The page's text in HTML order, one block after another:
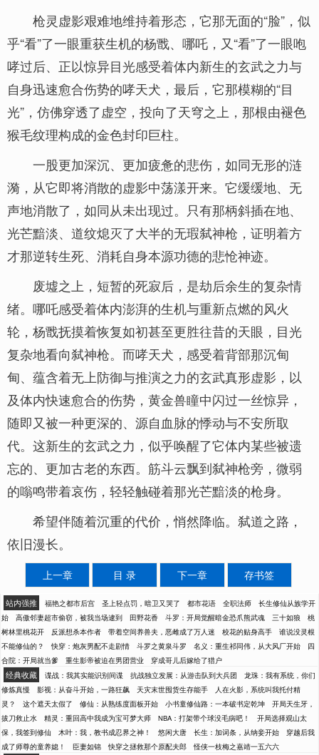
枪灵虚影艰难地维持着形态，它那无面的“脸”，似
乎“看”了一眼重获生机的杨戬、哪吒，又“看”了一眼咆
哮过后、正以惊异目光感受着体内新生的玄武之力与
自身迅速愈合伤势的哮天犬，最后，它那模糊的“目
光”，仿佛穿透了虚空，投向了天穹之上，那根由褪色
猴毛纹理构成的金色封印巨柱。
一股更加深沉、更加疲惫的悲伤，如同无形的涟
漪，从它即将消散的虚影中荡漾开来。它缓缓地、无
声地消散了，如同从未出现过。只有那柄斜插在地、
光芒黯淡、道纹熄灭了大半的无瑕弑神枪，证明着方
才那逆转生死、消耗自身本源功德的悲怆神迹。
废墟之上，短暂的死寂后，是劫后余生的复杂情
绪。哪吒感受着体内澎湃的生机与重新点燃的风火
轮，杨戬抚摸着恢复如初甚至更胜往昔的天眼，目光
复杂地看向弑神枪。而哮天犬，感受着背部那沉甸
甸、蕴含着无上防御与推演之力的玄武真形虚影，以
及体内快速愈合的伤势，黄金兽瞳中闪过一丝惊异，
随即又被一种更深的、源自血脉的悸动与不安所取
代。这新生的玄武之力，似乎唤醒了它体内某些被遗
忘的、更加古老的东西。筋斗云飘到弑神枪旁，微弱
的嗡鸣带着哀伤，轻轻触碰着那光芒黯淡的枪身。
希望伴随着沉重的代价，悄然降临。弑道之路，
依旧漫长。
上一章 目 录 下一章 存书签
站内强推 福艳之都市后宫 圣上轻点罚，暗卫又哭了 都市花语 全职法师
长生修仙从族学开
始
高傲邻妻超市偷窃，被我当场逮到 田野花香 斗罗：开局觉醒暗金恐爪熊武魂 三十如狼
桃
树林里桃花开
反派想杀本作者 带着空间养兽夫，恶雌成了万人迷 校花的贴身高手
谁说没灵根
不能修仙的？
快穿：炮灰男配不走剧情 斗罗之黄泉斗罗 名义：重生祁同伟，从大风厂开始
四
合院：开局就当爹
重生影帝被迫在男团营业 穿成哥儿后嫁给了猎户
经典收藏 谍战：我其实能识别间谍 抗战独立发展：从游击队到大兵团
龙珠：我有系统，你们
修炼真慢
影视：从奋斗开始，一路狂飙 天灾末世囤货生存能手
人在火影，系统叫我托付精
灵？
这个遮天太假了 修仙：从熟练度面板开始 小书童修仙路：一本破书定乾坤
开局天生牙，
拔刀救止水
精灵：重回高中我成为宝可梦大师 NBA：打架带个球没毛病吧！
开局选择观山太
保，我签到修仙
木叶：我，教书成忍界之神！ 悠闲大唐 长生：加词条，从纳妾开始
穿越后我
成了师尊的童养媳！
臣妻如锦 快穿之拯救那个原配夫郎 怪侠一枝梅之嘉靖一五六六